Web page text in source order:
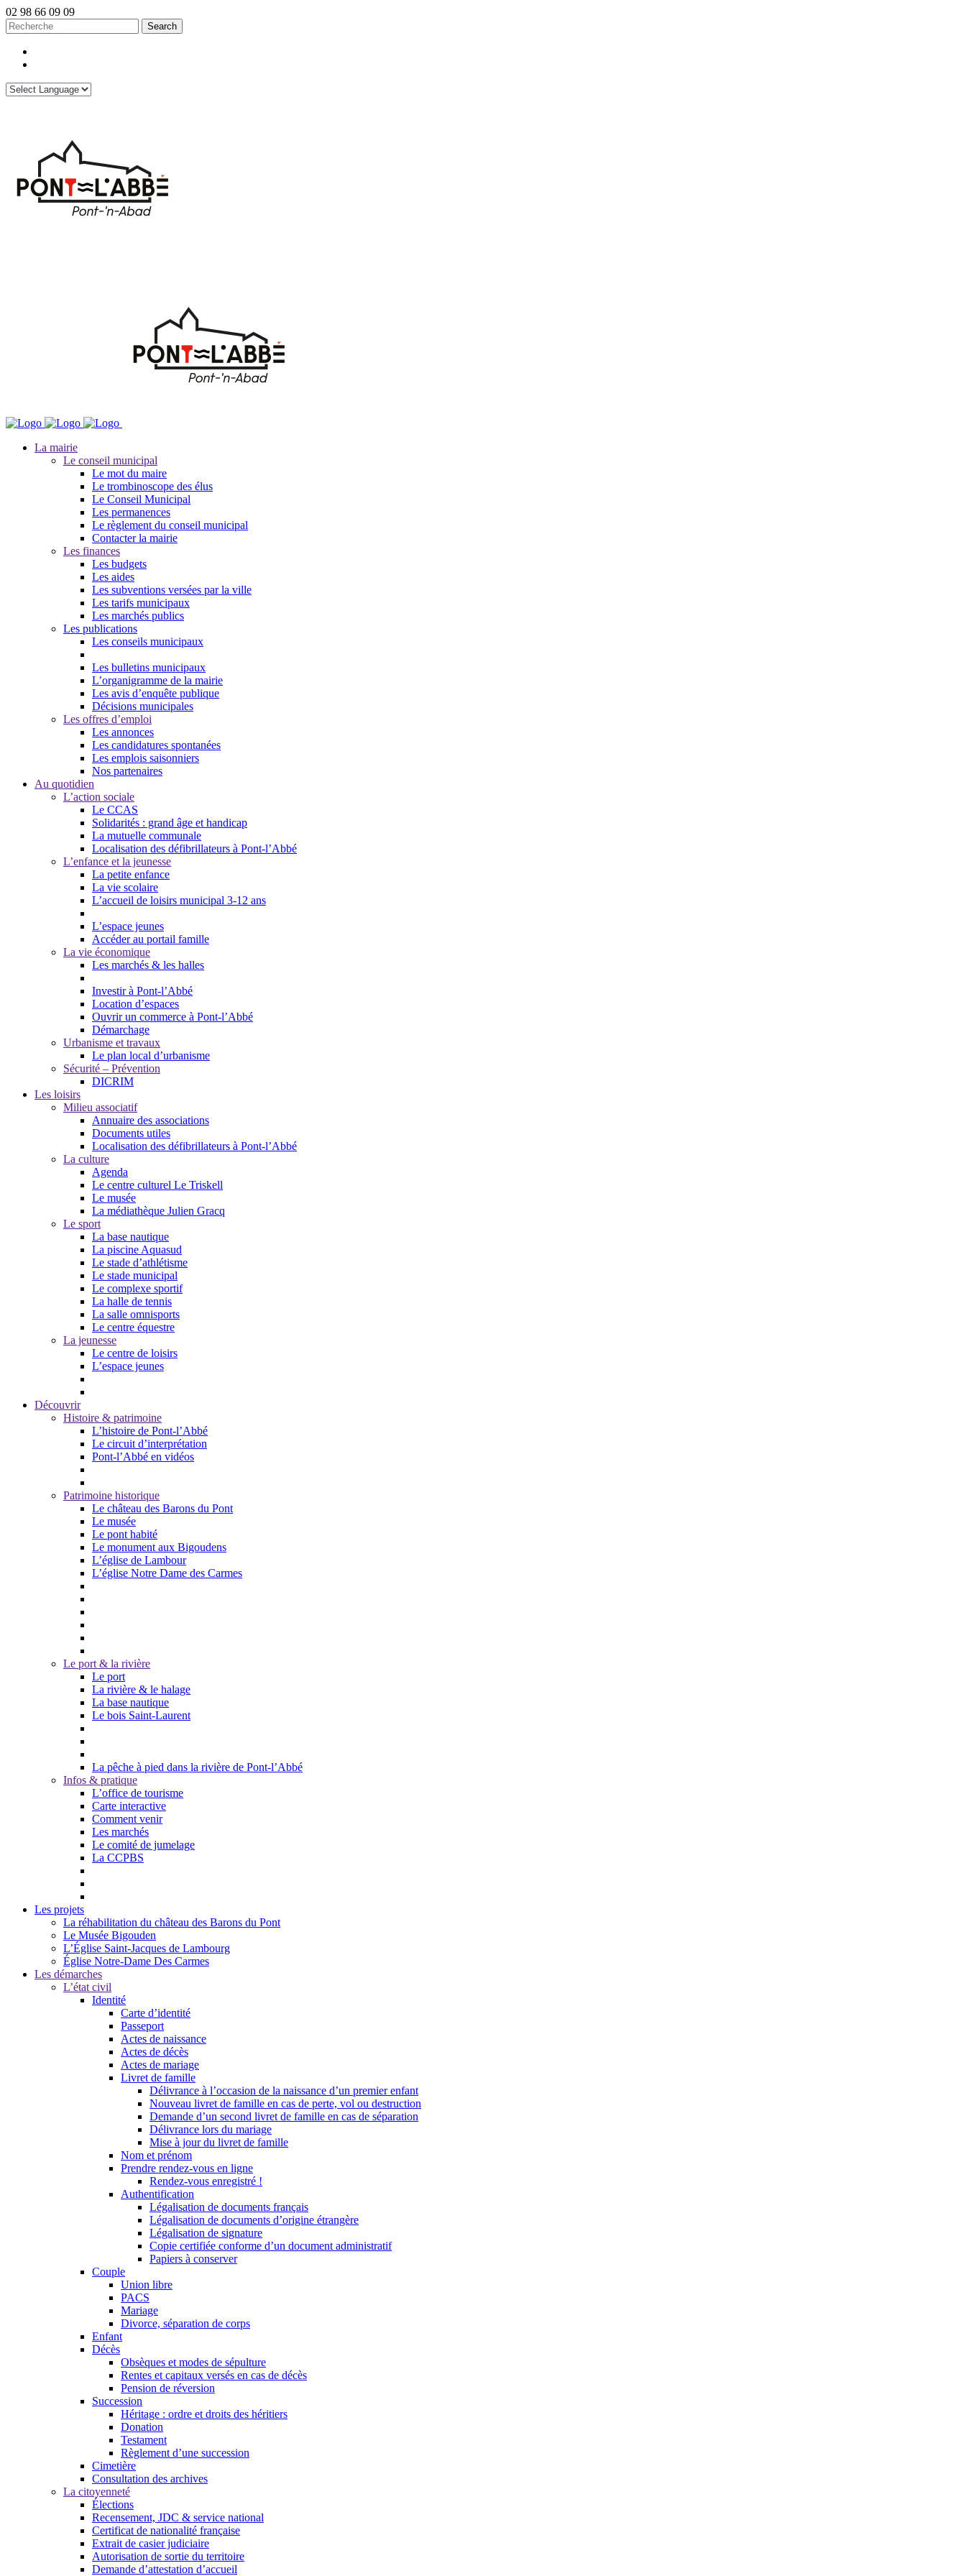
02 98 66 09 09
La mairie
Le conseil municipal
Le mot du maire
Le trombinoscope des élus
Le Conseil Municipal
Les permanences
Le règlement du conseil municipal
Contacter la mairie
Les finances
Les budgets
Les aides
Les subventions versées par la ville
Les tarifs municipaux
Les marchés publics
Les publications
Les conseils municipaux
Les bulletins municipaux
L’organigramme de la mairie
Les avis d’enquête publique
Décisions municipales
Les offres d’emploi
Les annonces
Les candidatures spontanées
Les emplois saisonniers
Nos partenaires
Au quotidien
L’action sociale
Le CCAS
Solidarités : grand âge et handicap
La mutuelle communale
Localisation des défibrillateurs à Pont-l’Abbé
L’enfance et la jeunesse
La petite enfance
La vie scolaire
L’accueil de loisirs municipal 3-12 ans
L’espace jeunes
Accéder au portail famille
La vie économique
Les marchés & les halles
Investir à Pont-l’Abbé
Location d’espaces
Ouvrir un commerce à Pont-l’Abbé
Démarchage
Urbanisme et travaux
Le plan local d’urbanisme
Sécurité – Prévention
DICRIM
Les loisirs
Milieu associatif
Annuaire des associations
Documents utiles
Localisation des défibrillateurs à Pont-l’Abbé
La culture
Agenda
Le centre culturel Le Triskell
Le musée
La médiathèque Julien Gracq
Le sport
La base nautique
La piscine Aquasud
Le stade d’athlétisme
Le stade municipal
Le complexe sportif
La halle de tennis
La salle omnisports
Le centre équestre
La jeunesse
Le centre de loisirs
L’espace jeunes
Découvrir
Histoire & patrimoine
L’histoire de Pont-l’Abbé
Le circuit d’interprétation
Pont-l’Abbé en vidéos
Patrimoine historique
Le château des Barons du Pont
Le musée
Le pont habité
Le monument aux Bigoudens
L’église de Lambour
L’église Notre Dame des Carmes
Le port & la rivière
Le port
La rivière & le halage
La base nautique
Le bois Saint-Laurent
La pêche à pied dans la rivière de Pont-l’Abbé
Infos & pratique
L’office de tourisme
Carte interactive
Comment venir
Les marchés
Le comité de jumelage
La CCPBS
Les projets
La réhabilitation du château des Barons du Pont
Le Musée Bigouden
L’Église Saint-Jacques de Lambourg
Église Notre-Dame Des Carmes
Les démarches
L’état civil
Identité
Carte d’identité
Passeport
Actes de naissance
Actes de décès
Actes de mariage
Livret de famille
Délivrance à l’occasion de la naissance d’un premier enfant
Nouveau livret de famille en cas de perte, vol ou destruction
Demande d’un second livret de famille en cas de séparation
Délivrance lors du mariage
Mise à jour du livret de famille
Nom et prénom
Prendre rendez-vous en ligne
Rendez-vous enregistré !
Authentification
Légalisation de documents français
Légalisation de documents d’origine étrangère
Légalisation de signature
Copie certifiée conforme d’un document administratif
Papiers à conserver
Couple
Union libre
PACS
Mariage
Divorce, séparation de corps
Enfant
Décès
Obsèques et modes de sépulture
Rentes et capitaux versés en cas de décès
Pension de réversion
Succession
Héritage : ordre et droits des héritiers
Donation
Testament
Règlement d’une succession
Cimetière
Consultation des archives
La citoyenneté
Élections
Recensement, JDC & service national
Certificat de nationalité française
Extrait de casier judiciaire
Autorisation de sortie du territoire
Demande d’attestation d’accueil